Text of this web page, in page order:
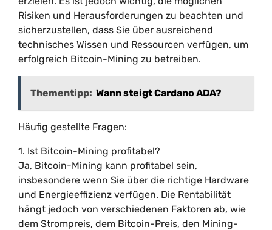
Risiken und Herausforderungen zu beachten und
sicherzustellen, dass Sie über ausreichend
technisches Wissen und Ressourcen verfügen, um
erfolgreich Bitcoin-Mining zu betreiben.
Thementipp: Wann steigt Cardano ADA?
Häufig gestellte Fragen:
1. Ist Bitcoin-Mining profitabel?
Ja, Bitcoin-Mining kann profitabel sein,
insbesondere wenn Sie über die richtige Hardware
und Energieeffizienz verfügen. Die Rentabilität
hängt jedoch von verschiedenen Faktoren ab, wie
dem Strompreis, dem Bitcoin-Preis, den Mining-